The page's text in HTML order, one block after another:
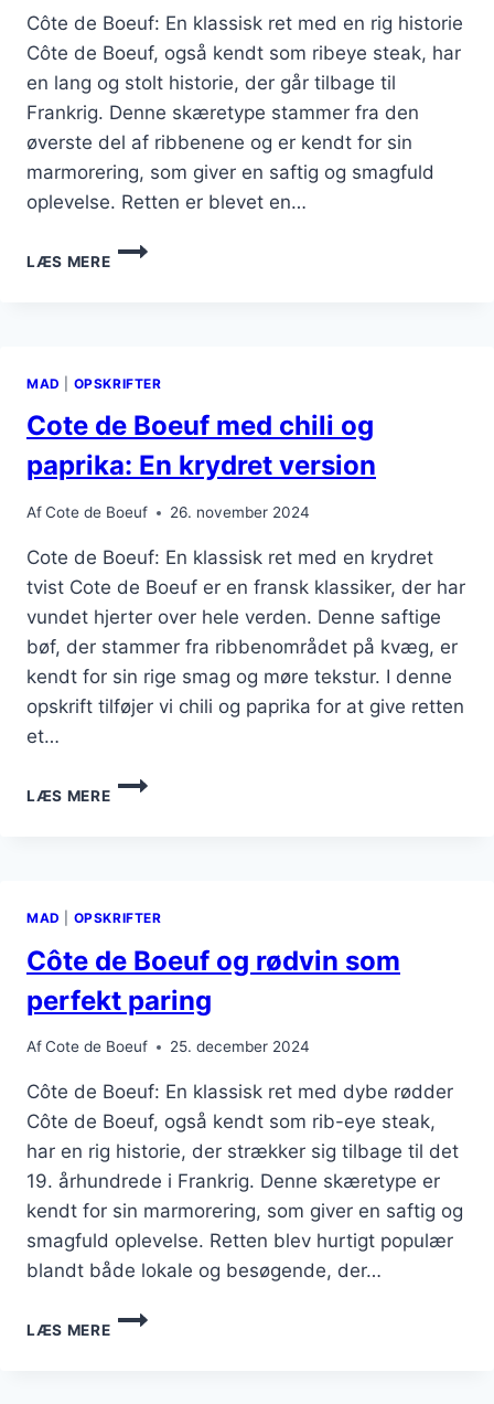
Côte de Boeuf: En klassisk ret med en rig historie
Côte de Boeuf, også kendt som ribeye steak, har
en lang og stolt historie, der går tilbage til
Frankrig. Denne skæretype stammer fra den
øverste del af ribbenene og er kendt for sin
marmorering, som giver en saftig og smagfuld
oplevelse. Retten er blevet en…
LÆS MERE
CÔTE
DE
TEKNIK
MAD OPSKRIFTER
Cote de Boeuf med chili og
paprika: En krydret version
AfCote de Boeuf 26. november 2024
Cote de Boeuf: En klassisk ret med en krydret
tvist Cote de Boeuf er en fransk klassiker, der har
vundet hjerter over hele verden. Denne saftige
bøf, der stammer fra ribbenområdet på kvæg, er
kendt for sin rige smag og møre tekstur. I denne
opskrift tilføjer vi chili og paprika for at give retten
et…
LÆS MERE
COTE
DE
PAPRIKA:
KRYDRET
VERSION
MAD OPSKRIFTER
Côte de Boeuf og rødvin som
perfekt paring
AfCote de Boeuf 25. december 2024
Côte de Boeuf: En klassisk ret med dybe rødder
Côte de Boeuf, også kendt som rib-eye steak,
har en rig historie, der strækker sig tilbage til det
19. århundrede i Frankrig. Denne skæretype er
kendt for sin marmorering, som giver en saftig og
smagfuld oplevelse. Retten blev hurtigt populær
blandt både lokale og besøgende, der…
LÆS MERE
CÔTE
DE